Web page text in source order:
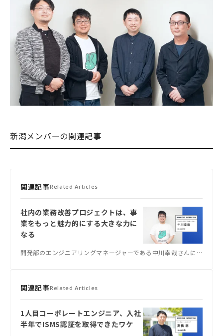
新潟メンバーの関連記事
関連記事Related Articles
社内の業務改善プロジェクトは、事
業をもっと魅力的にする大きな力に
なる
開発部のエンジニアリングマネージャーである中川幸哉さんに、これまでの経歴や仕事内容、今後の展望などについて話を聞きました。
関連記事Related Articles
1人目コーポレートエンジニア、入社
半年でISMS認証を取得できたワケ